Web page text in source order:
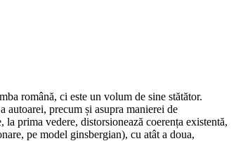
română, ci este un volum de sine stătător.
autoarei, precum și asupra manierei de
prima vedere, distorsionează coerența existentă,
pe model ginsbergian), cu atât a doua,